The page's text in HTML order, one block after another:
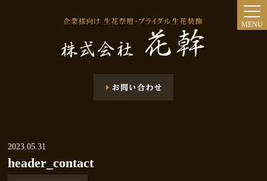
MENU
2023.05.31
header_contact